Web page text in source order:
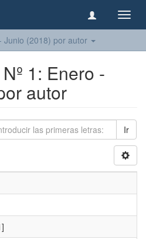
Junio (2018) por autor
1: Enero -
autor
Ir